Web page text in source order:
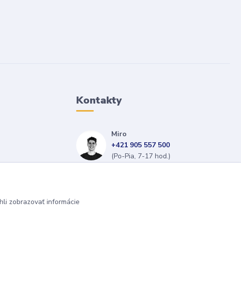
Kontakty
Miro
+421 905 557 500
(Po-Pia, 7-17 hod.)
zobrazovať informácie